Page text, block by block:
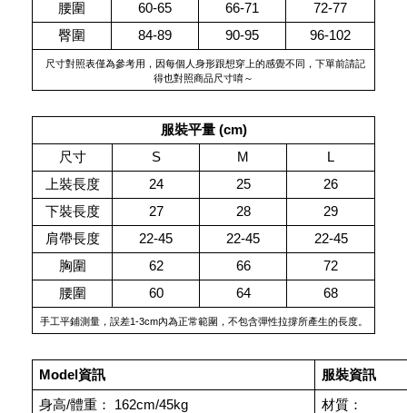
腰圍
60-65 66-71
72-77
臀圍
84-89 90-95 96-102
得也對照商品尺寸唷～
服裝平量 (cm)
尺寸
S M
L
上裝長度
24 25
26
下裝長度
27 28
29
肩帶長度
22-45 22-45
22-45
胸圍
62 66
72
腰圍
60 64 68
手工平鋪測量，誤差1-3cm內為正常範圍，不包含彈性拉撐所產生的長度。
Model資訊 服裝資訊
身高/體重： 162cm/45kg
材質：